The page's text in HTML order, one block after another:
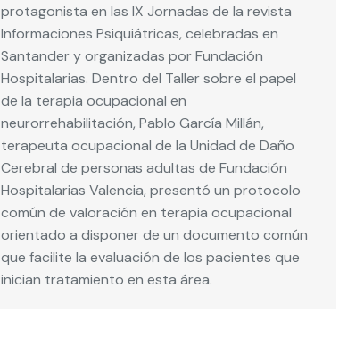
protagonista en las IX Jornadas de la revista
Informaciones Psiquiátricas, celebradas en
Santander y organizadas por Fundación
Hospitalarias. Dentro del Taller sobre el papel
de la terapia ocupacional en
neurorrehabilitación, Pablo García Millán,
terapeuta ocupacional de la Unidad de Daño
Cerebral de personas adultas de Fundación
Hospitalarias Valencia, presentó un protocolo
común de valoración en terapia ocupacional
orientado a disponer de un documento común
que facilite la evaluación de los pacientes que
inician tratamiento en esta área.